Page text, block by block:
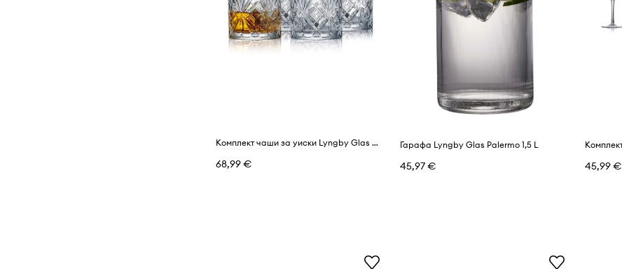
Комплект чаши за уиски Lyngby Glas Melodia 310 ml
68,99 €
Гарафа Lyngby Glas Palermo 1,5 L
45,97 € 45,99 €